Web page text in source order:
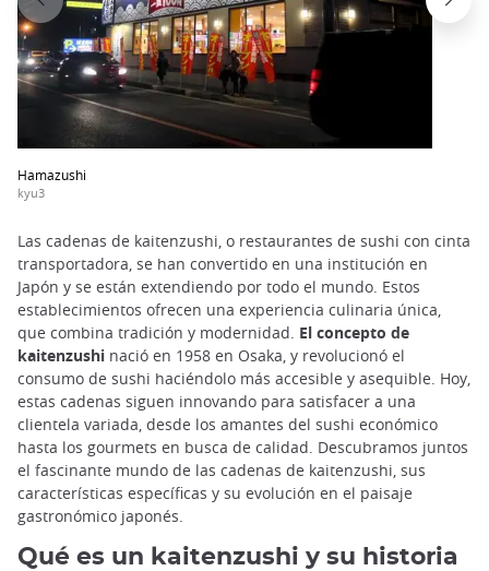
Hamazushi
kyu3
Las cadenas de kaitenzushi, o restaurantes de sushi con cinta
transportadora, se han convertido en una institución en
Japón y se están extendiendo por todo el mundo. Estos
establecimientos ofrecen una experiencia culinaria única,
que combina tradición y modernidad. El concepto de
kaitenzushi nació en 1958 en Osaka, y revolucionó el
consumo de sushi haciéndolo más accesible y asequible. Hoy,
estas cadenas siguen innovando para satisfacer a una
clientela variada, desde los amantes del sushi económico
hasta los gourmets en busca de calidad. Descubramos juntos
el fascinante mundo de las cadenas de kaitenzushi, sus
características específicas y su evolución en el paisaje
gastronómico japonés.
Qué es un kaitenzushi y su historia